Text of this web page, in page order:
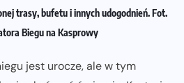
trasy, bufetu i innych udogodnień. Fot.
Biegu na Kasprowy
jest urocze, ale w tym